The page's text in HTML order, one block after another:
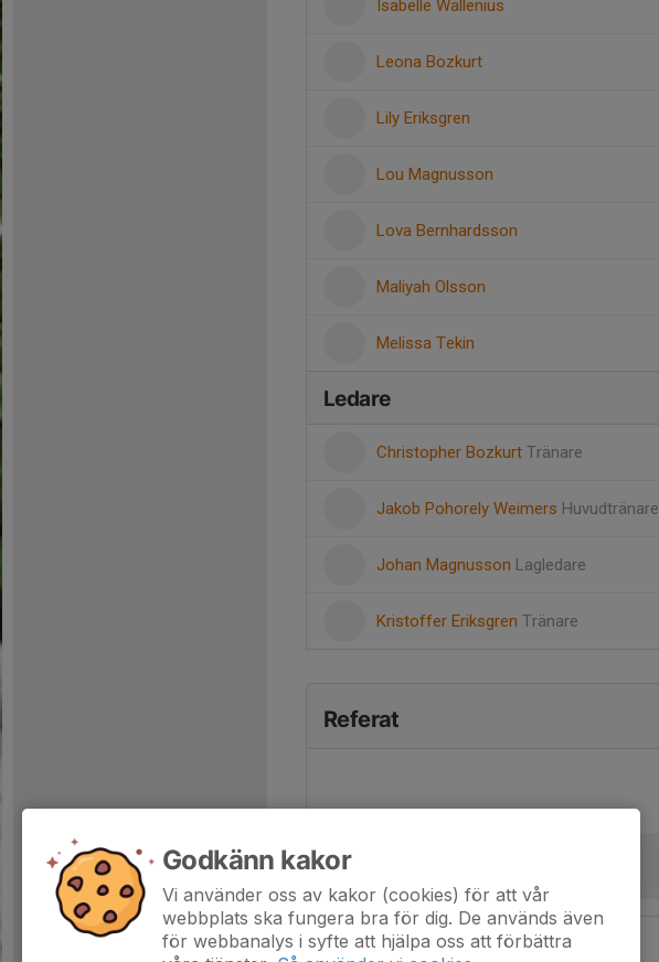
Isabelle Wallenius
Leona Bozkurt
Lily Eriksgren
Lou Magnusson
Lova Bernhardsson
Maliyah Olsson
Melissa Tekin
Ledare
Christopher Bozkurt Tränare
Jakob Pohorely Weimers Huvudtränare
Johan Magnusson Lagledare
Kristoffer Eriksgren Tränare
Referat
Godkänn kakor
Vi använder oss av kakor (cookies) för att vår
webbplats ska fungera bra för dig. De används även
för webbanalys i syfte att hjälpa oss att förbättra